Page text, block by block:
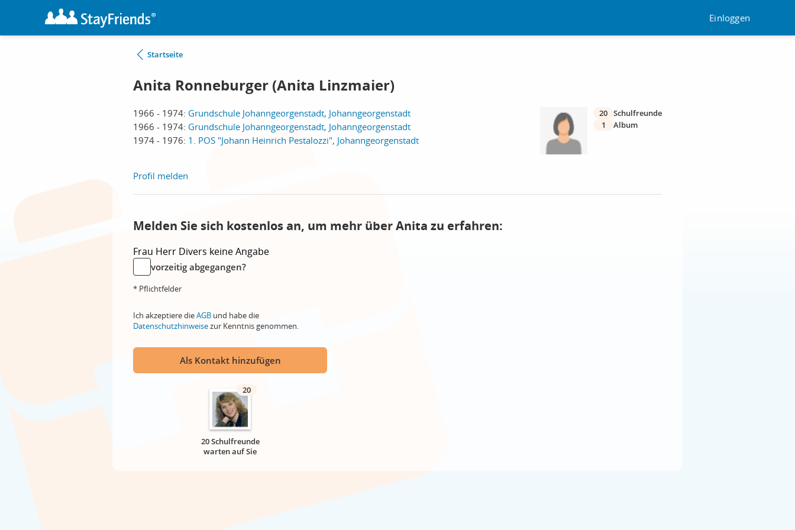
Einloggen
Startseite
Anita Ronneburger (Anita Linzmaier)
1966 - 1974: Grundschule Johanngeorgenstadt, Johanngeorgenstadt
1966 - 1974: Grundschule Johanngeorgenstadt, Johanngeorgenstadt
1974 - 1976: 1. POS "Johann Heinrich Pestalozzi", Johanngeorgenstadt
20 Schulfreunde
1
Album
Profil melden
Melden Sie sich kostenlos an, um mehr über Anita zu erfahren:
Frau Herr Divers keine Angabe
vorzeitig abgegangen?
* Pflichtfelder
Ich akzeptiere dieAGB und habe die
Datenschutzhinweisezur Kenntnis genommen.
Als Kontakt hinzufügen
20
20 Schulfreunde
warten auf Sie